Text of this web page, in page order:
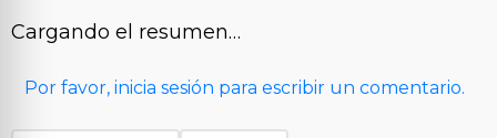
Cargando el resumen…
Por favor, inicia sesión para escribir un comentario.